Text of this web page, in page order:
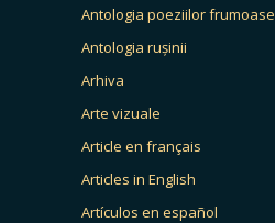
Antologia poeziilor frumoase
Antologia rușinii
Arhiva
Arte vizuale
Article en français
Articles in English
Artículos en español